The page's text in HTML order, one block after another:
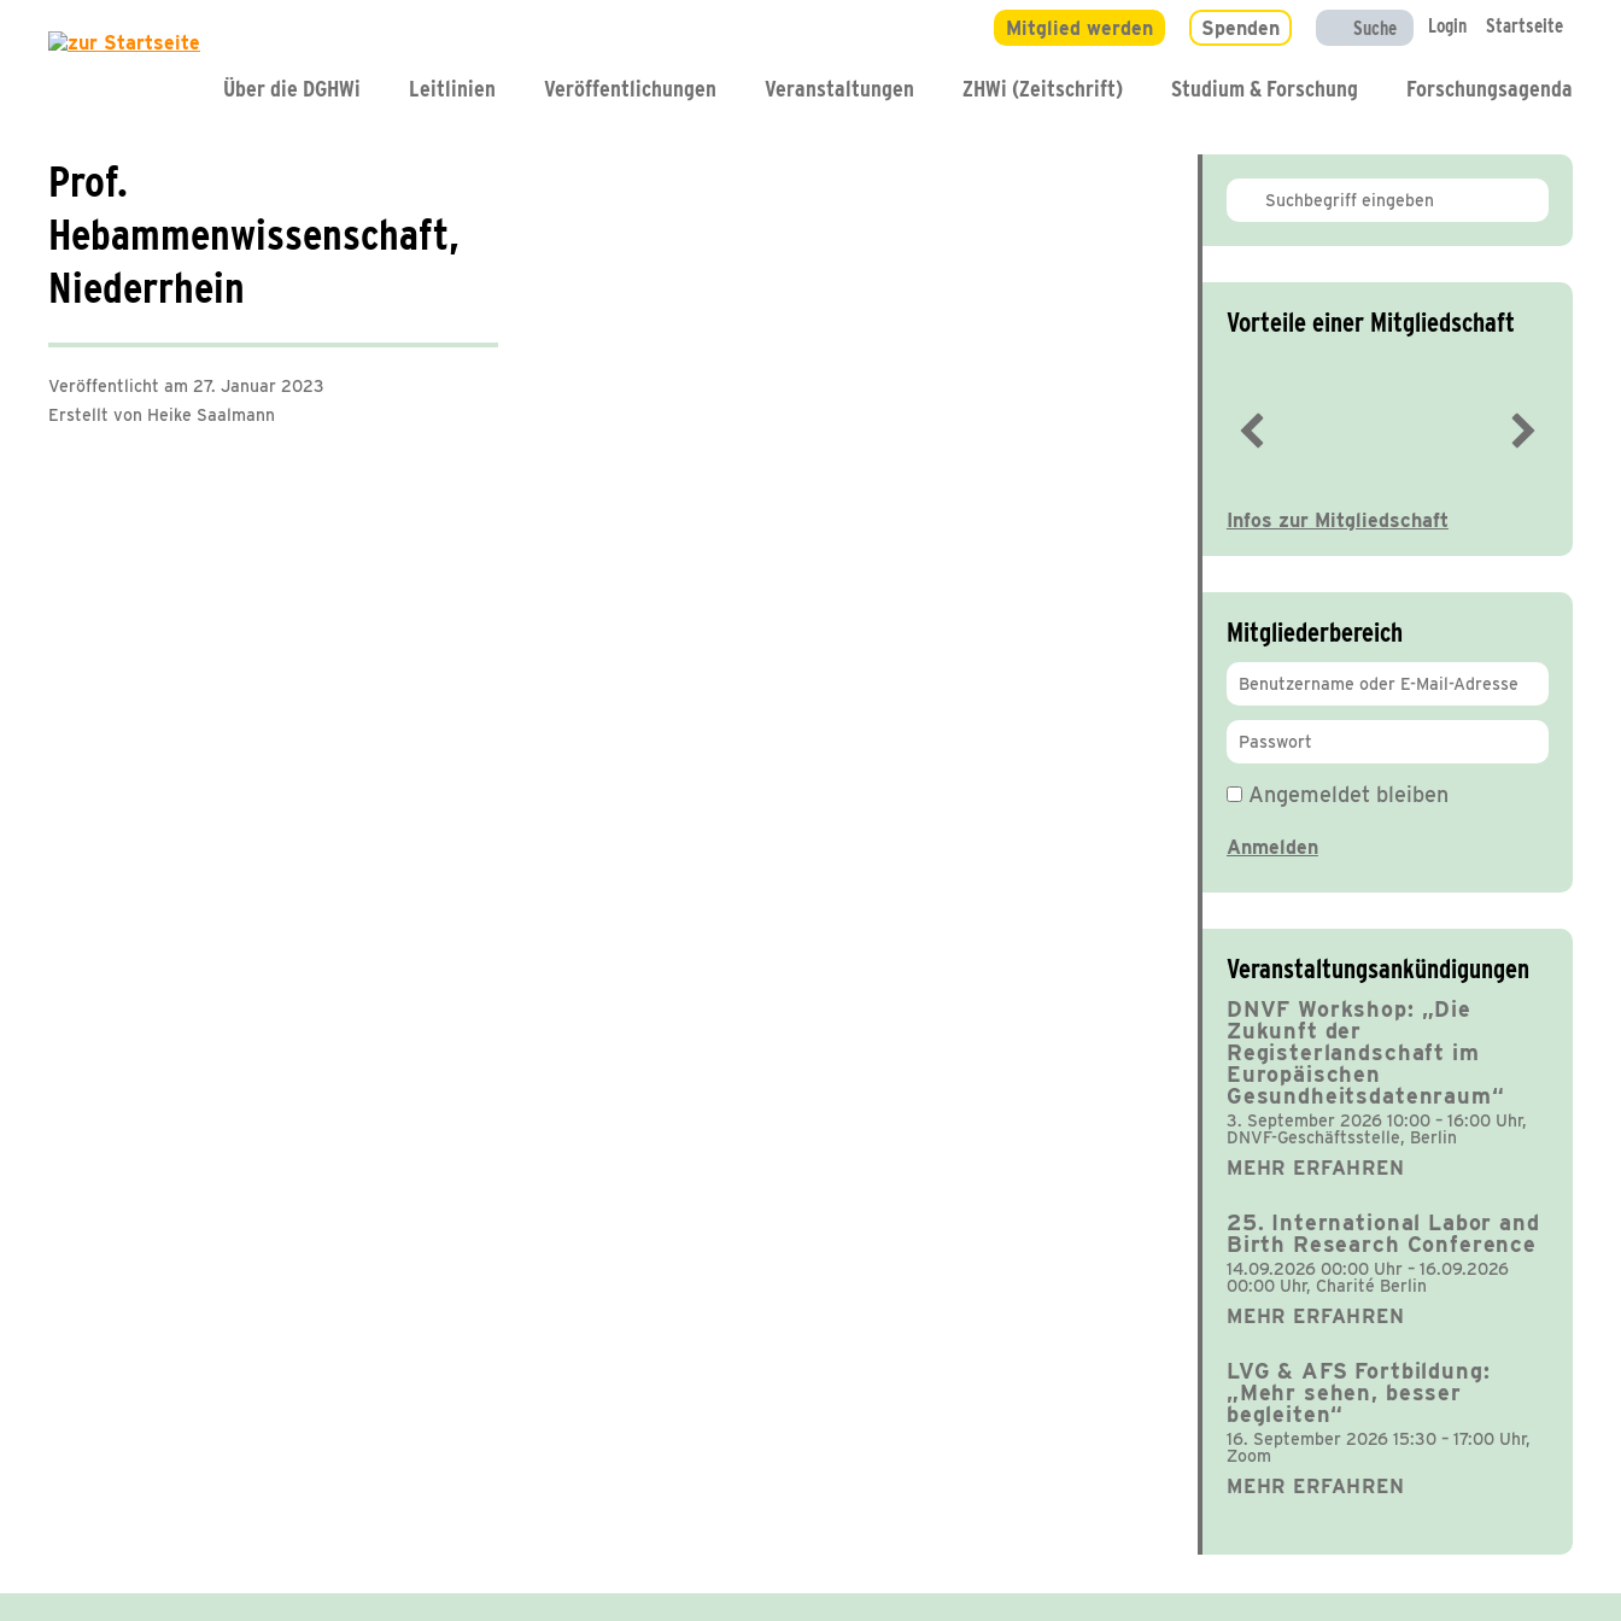
Mitglied werden Spenden Suche Login Startseite
Über die DGHWi Leitlinien Veröffentlichungen Veranstaltungen ZHWi (Zeitschrift) Studium & Forschung Forschungsagenda
Prof.
Hebammenwissenschaft,
Niederrhein
Veröffentlicht am 27. Januar 2023
Erstellt von Heike Saalmann
Vorteile einer Mitgliedschaft
Infos zur Mitgliedschaft
Mitgliederbereich
Angemeldet bleiben
Veranstaltungsankündigungen
DNVF Workshop: „Die
Zukunft der
Registerlandschaft im
Europäischen
Gesundheitsdatenraum“
3. September 2026 10:00 – 16:00 Uhr,
DNVF-Geschäftsstelle, Berlin
MEHR ERFAHREN
25. International Labor and
Birth Research Conference
14.09.2026 00:00 Uhr – 16.09.2026
00:00 Uhr, Charité Berlin
MEHR ERFAHREN
LVG & AFS Fortbildung:
„Mehr sehen, besser
begleiten“
16. September 2026 15:30 – 17:00 Uhr,
Zoom
MEHR ERFAHREN